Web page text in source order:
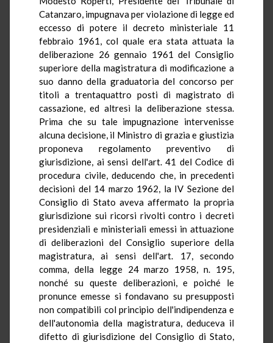
Catanzaro, impugnava per violazione di legge ed
eccesso di potere il decreto ministeriale 11
febbraio 1961, col quale era stata attuata la
deliberazione 26 gennaio 1961 del Consiglio
superiore della magistratura di modificazione a
suo danno della graduatoria del concorso per
titoli a trentaquattro posti di magistrato di
cassazione, ed altresì la deliberazione stessa.
Prima che su tale impugnazione intervenisse
alcuna decisione, il Ministro di grazia e giustizia
proponeva regolamento preventivo di
giurisdizione, ai sensi dell'art. 41 del Codice di
procedura civile, deducendo che, in precedenti
decisioni del 14 marzo 1962, la IV Sezione del
Consiglio di Stato aveva affermato la propria
giurisdizione sui ricorsi rivolti contro i decreti
presidenziali e ministeriali emessi in attuazione
di deliberazioni del Consiglio superiore della
magistratura, ai sensi dell'art. 17, secondo
comma, della legge 24 marzo 1958, n. 195,
nonché su queste deliberazioni, e poiché le
pronunce emesse si fondavano su presupposti
non compatibili col principio dell'indipendenza e
dell'autonomia della magistratura, deduceva il
difetto di giurisdizione del Consiglio di Stato,